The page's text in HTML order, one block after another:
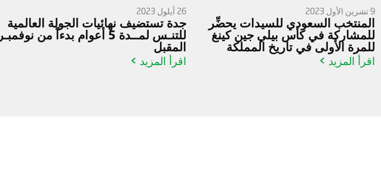
9 تشرين الأول 2023
المنتخب السعودي للسيدات يحضِّر
للمشاركة في كأس بيلي جين كينغ
للمرة الأولى في تاريخ المملكة
اقرأ المزيد >
26 أيلول 2023
جدة تستضيف نهائيات الجولة العالمية
للتنـس لمــدة 5 أعوام بدءاً من نوفمبـر
المقبل
اقرأ المزيد >